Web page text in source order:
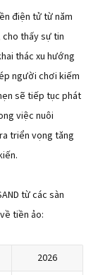
điện tử từ năm
thấy sự tin
thác xu hướng
người chơi kiếm
sẽ tiếp tục phát
việc nuôi
triển vọng tăng
từ các sàn
tiền ảo:
2026